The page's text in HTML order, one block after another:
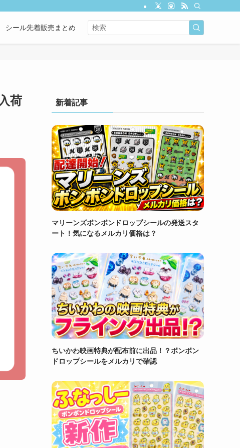
シール先着販売まとめ
荷
新着記事
マリーンズボンボンドロップシールの発送スタ
ート！気になるメルカリ価格は？
ちいかわ映画特典が配布前に出品！？ボンボン
ドロップシールをメルカリで確認